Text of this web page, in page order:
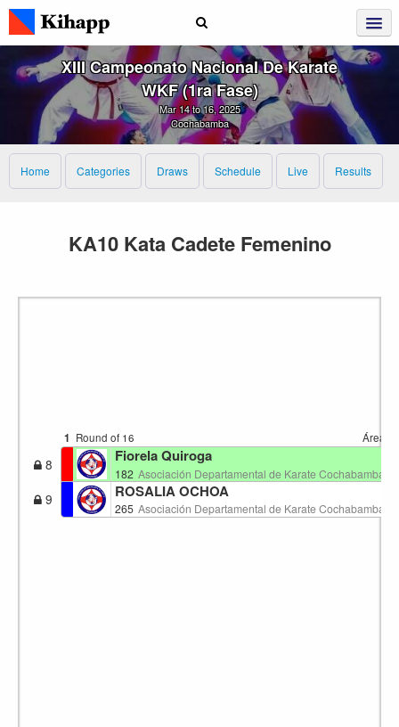
XIII Campeonato Nacional De Karate
WKF (1ra Fase)
Mar 14 to 16, 2025
Cochabamba
Home Categories Draws Schedule Live Results
KA10 Kata Cadete Femenino
1 Round of 16 Área 2
8 Fiorela Quiroga
182 Asociación Departamental de Karate Cochabamba
9 ROSALIA OCHOA
265 Asociación Departamental de Karate Cochabamba